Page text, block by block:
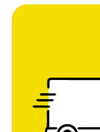
immédiat, sans avoir à
la durée de
La rentabilité d’une
à durer. Les panneaux
pour fonctionner plus
directement liée à la